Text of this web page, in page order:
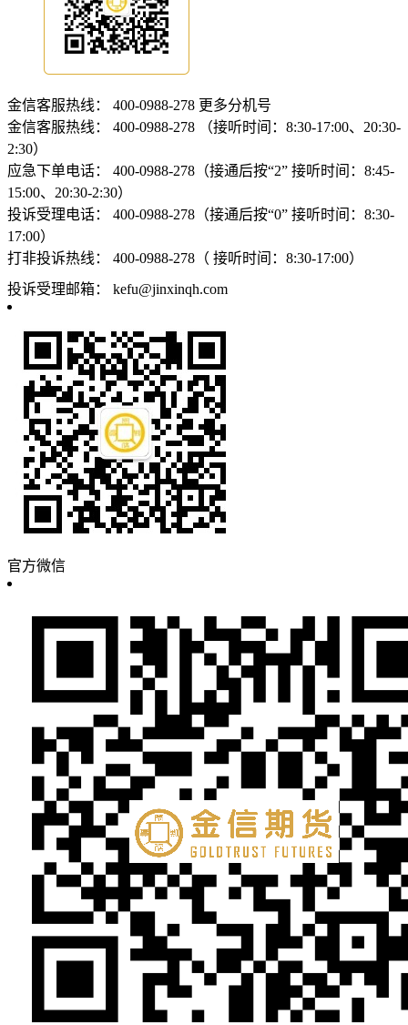
金信客服热线： 400-0988-278 更多分机号
金信客服热线：
400-0988-278 （接听时间：8:30-17:00、20:30-
2:30）
应急下单电话：
400-0988-278（接通后按“2” 接听时间：8:45-
15:00、20:30-2:30）
投诉受理电话：
400-0988-278（接通后按“0” 接听时间：8:30-
17:00）
打非投诉热线：
400-0988-278（ 接听时间：8:30-17:00）
投诉受理邮箱：
kefu@jinxinqh.com
官方微信